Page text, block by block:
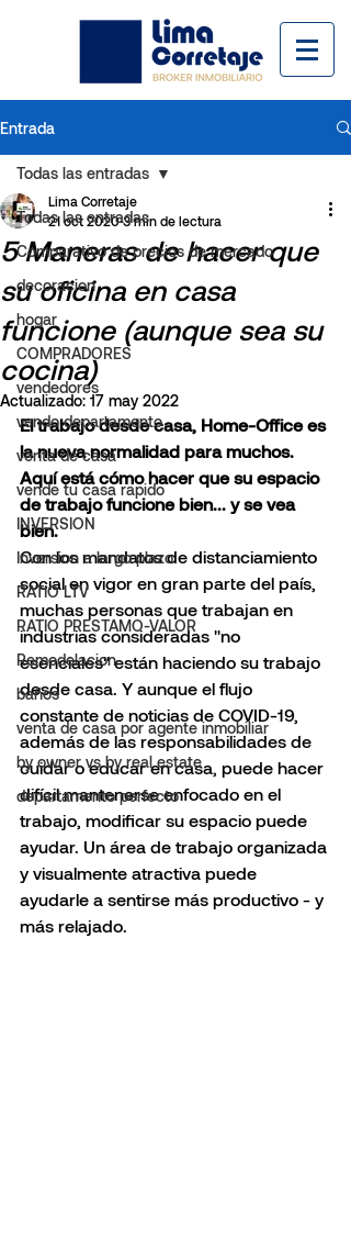
Entrada
Todas las entradas
Comparativo de precios de mercado
decoracion
hogar
COMPRADORES
vendedores
vendo departamento
venta de casa
vende tu casa rapido
INVERSION
Inversion a largo plazo
RATIO LTV
RATIO PRESTAMO-VALOR
Remodelacion
baños
venta de casa por agente inmobiliar
by owner vs by real estate
departamento perfecto
Todas las entradas
5 Maneras de hacer que
su oficina en casa
funcione (aunque sea su
cocina)
Lima Corretaje
21 oct 2020 3 min de lectura
Actualizado: 17 may 2022
El trabajo desde casa, Home-Office es
la nueva normalidad para muchos.
Aquí está cómo hacer que su espacio
de trabajo funcione bien... y se vea
bien.
Con los mandatos de distanciamiento
social en vigor en gran parte del país,
muchas personas que trabajan en
industrias consideradas "no
esenciales" están haciendo su trabajo
desde casa. Y aunque el flujo
constante de noticias de COVID-19,
además de las responsabilidades de
cuidar o educar en casa, puede hacer
difícil mantenerse enfocado en el
trabajo, modificar su espacio puede
ayudar. Un área de trabajo organizada
y visualmente atractiva puede
ayudarle a sentirse más productivo - y
más relajado.